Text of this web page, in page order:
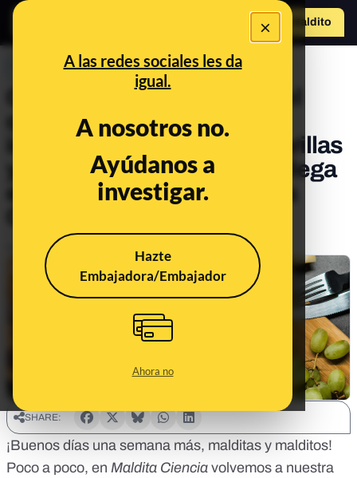
×
A las redes sociales les da
igual.
A nosotros no.
Ayúdanos a
investigar.
Hazte
Embajadora/Embajador
Ahora no
Hazte Maldito
PREBUNKING
Comerse o no la corteza del
queso, cómo aliviar la
incomodidad de las mascarillas
y calvicie por vía materna: llega
el 96º Consultorio a Maldita
Publicado el
SHARE:
¡Buenos días una semana más, malditas y malditos!
Poco a poco, en Maldita Ciencia volvemos a nuestra